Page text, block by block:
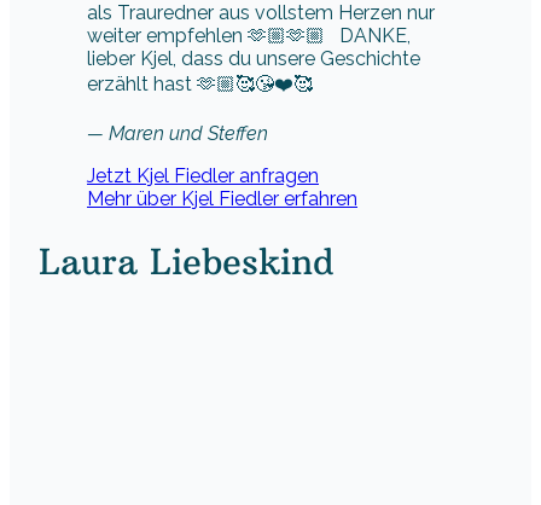
als Trauredner aus vollstem Herzen nur
weiter empfehlen 🫶🏼🫶🏼 DANKE,
lieber Kjel, dass du unsere Geschichte
erzählt hast 🫶🏼🥰😘❤️🥰
— Maren und Steffen
Jetzt Kjel Fiedler anfragen
Mehr über Kjel Fiedler erfahren
Laura Liebeskind